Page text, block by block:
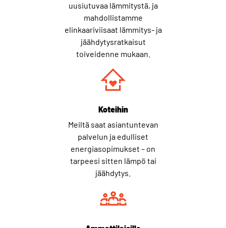
uusiutuvaa lämmitystä, ja
mahdollistamme
elinkaariviisaat lämmitys- ja
jäähdytysratkaisut
toiveidenne mukaan.
Koteihin
Meiltä saat asiantuntevan
palvelun ja edulliset
energiasopimukset – on
tarpeesi sitten lämpö tai
jäähdytys.